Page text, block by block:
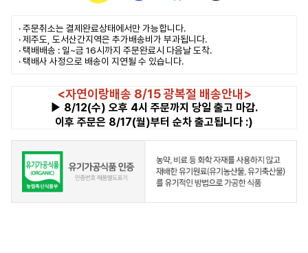
· 주문취소는 결제완료상태에서만 가능합니다.
· 제주도, 도서산간지역은 추가배송비가 부과됩니다.
· 택배배송 : 일~금 16시까지 주문완료시 다음날 도착.
· 택배사 사정으로 배송이 지연될 수 있습니다.
<자연이랑배송 8/15 광복절 배송안내>
▶ 8/12(수) 오후 4시 주문까지 당일 출고 마감.
이후 주문은 8/17(월)부터 순차 출고됩니다 :)